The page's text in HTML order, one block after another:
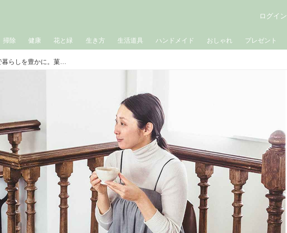
掃除 健康 花と緑 生き方 生活道具 ハンドメイド おしゃれ プレゼント
ログイン
スウェーデンのお茶文化「フィーカ」で暮らしを豊かに。菓子研究家・長田佳子さんの“朝・昼・夜”のフィーカを拝見